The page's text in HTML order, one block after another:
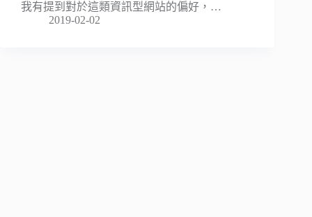
我有提到對於這類資訊型網站的偏好，…
2019-02-02